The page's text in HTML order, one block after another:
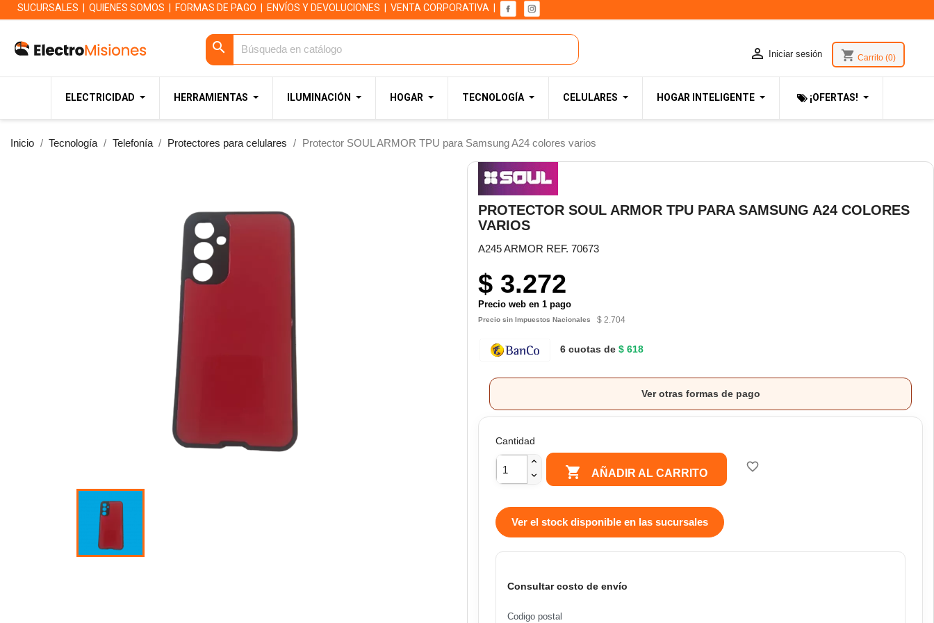
SUCURSALES QUIENES SOMOS FORMAS DE PAGO ENVÍOS Y DEVOLUCIONES VENTA CORPORATIVA
 Iniciar sesión shopping_cart Carrito (0)
search
ELECTRICIDAD HERRAMIENTAS ILUMINACIÓN HOGAR TECNOLOGÍA CELULARES HOGAR INTELIGENTE ¡OFERTAS!
Inicio Tecnología Telefonía Protectores para celulares Protector SOUL ARMOR TPU para Samsung A24 colores varios
PROTECTOR SOUL ARMOR TPU PARA SAMSUNG A24 COLORES
VARIOS
A245 ARMOR REF. 70673
$ 3.272
Precio web en 1 pago
Precio sin Impuestos Nacionales $ 2.704
6 cuotas de $ 618
Ver otras formas de pago
Cantidad
 AÑADIR AL CARRITO favorite_border
Ver el stock disponible en las sucursales
Consultar costo de envío
Codigo postal